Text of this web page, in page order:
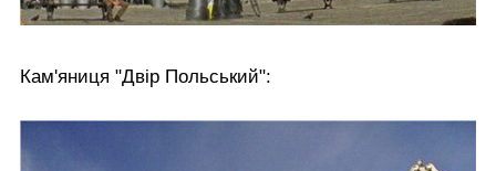
Кам'яниця "Двір Польський":